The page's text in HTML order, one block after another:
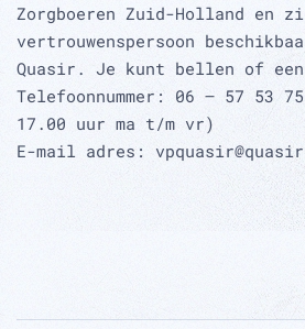
Zorgboeren Zuid-Holland en
vertrouwenspersoon
Quasir. Je kunt bellen of
Telefoonnummer: 06 – 57 53
17.00 uur ma t/m vr)
E-mail adres: